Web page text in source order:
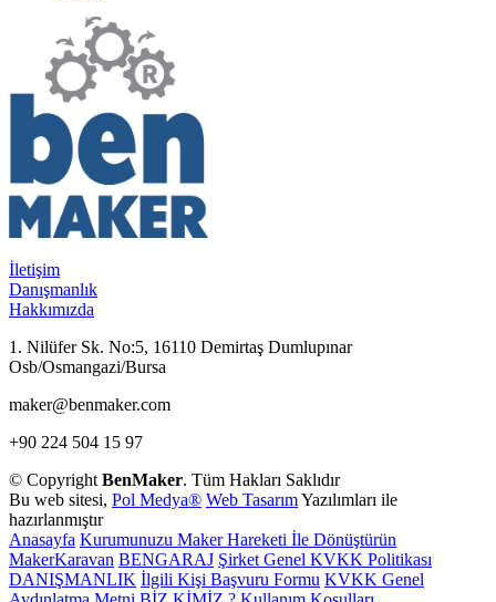
İletişim
Danışmanlık
Hakkımızda
1. Nilüfer Sk. No:5, 16110 Demirtaş Dumlupınar
Osb/Osmangazi/Bursa
maker@benmaker.com
+90 224 504 15 97
© Copyright BenMaker. Tüm Hakları Saklıdır
Bu web sitesi, Pol Medya® Web TasarımYazılımları ile
hazırlanmıştır
Anasayfa Kurumunuzu Maker Hareketi İle Dönüştürün
MakerKaravan BENGARAJ Şirket Genel KVKK Politikası
DANIŞMANLIK İlgili Kişi Başvuru Formu KVKK Genel